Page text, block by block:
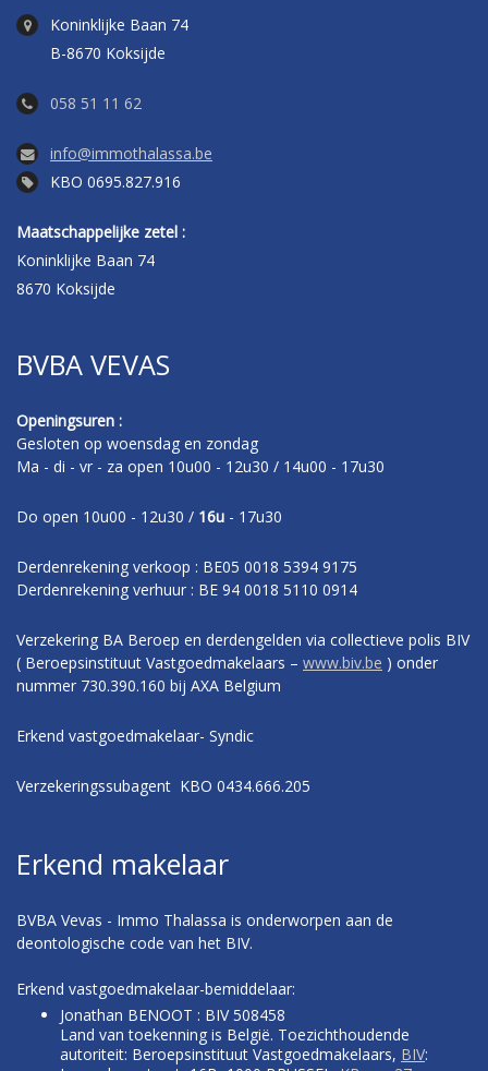
Koninklijke Baan 74
B-8670 Koksijde
058 51 11 62
info@immothalassa.be
KBO 0695.827.916
Maatschappelijke zetel :
Koninklijke Baan 74
8670 Koksijde
BVBA VEVAS
Openingsuren :
Gesloten op woensdag en zondag
Ma - di - vr - za open 10u00 - 12u30 / 14u00 - 17u30
Do open 10u00 - 12u30 / 16u - 17u30
Derdenrekening verkoop : BE05 0018 5394 9175
Derdenrekening verhuur : BE 94 0018 5110 0914
Verzekering BA Beroep en derdengelden via collectieve polis BIV
( Beroepsinstituut Vastgoedmakelaars – www.biv.be ) onder
nummer 730.390.160 bij AXA Belgium
Erkend vastgoedmakelaar- Syndic
Verzekeringssubagent KBO 0434.666.205
Erkend makelaar
BVBA Vevas - Immo Thalassa is onderworpen aan de
deontologische code van het BIV.
Erkend vastgoedmakelaar-bemiddelaar:
Jonathan BENOOT : BIV 508458
Land van toekenning is België. Toezichthoudende
autoriteit: Beroepsinstituut Vastgoedmakelaars, BIV: